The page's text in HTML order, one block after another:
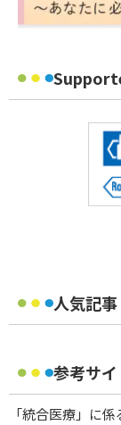
人気記事
参考サイ
「統合医療」に